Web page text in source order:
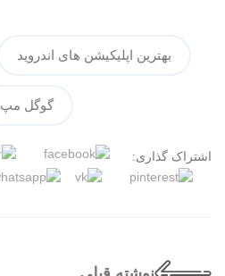
بهترین اپلیکیشن های اندروید
گوگل مپ
اشتراک گذاری: